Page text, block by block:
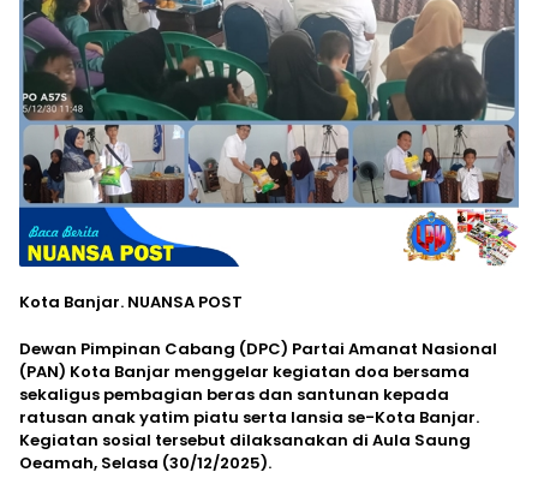
Kota Banjar. NUANSA POST
Dewan Pimpinan Cabang (DPC) Partai Amanat Nasional
(PAN) Kota Banjar menggelar kegiatan doa bersama
sekaligus pembagian beras dan santunan kepada
ratusan anak yatim piatu serta lansia se-Kota Banjar.
Kegiatan sosial tersebut dilaksanakan di Aula Saung
Oeamah, Selasa (30/12/2025).